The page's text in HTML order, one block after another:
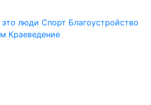
это люди Спорт Благоустройство
Краеведение